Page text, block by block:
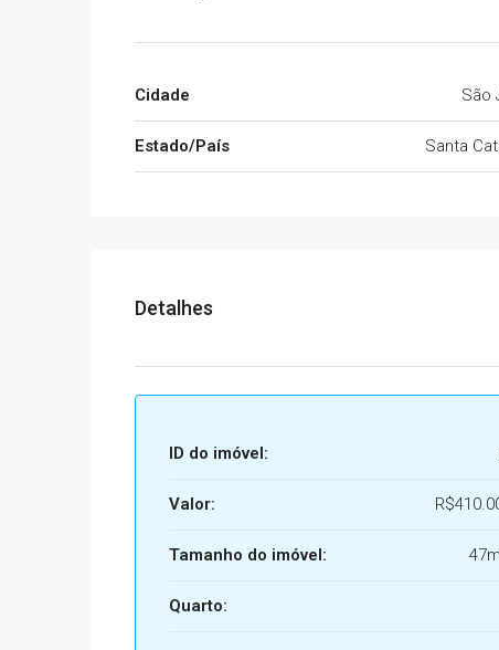
Cidade São
Estado/País Santa
Detalhes
ID do imóvel:
Valor:
Tamanho do imóvel:
Quarto: